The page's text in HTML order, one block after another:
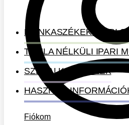
MUNKASZÉKEK-IPARI
TÁMLA NÉLKÜLI IPARI
SZÉKALKATRÉSZEK
HASZNOS
Fiókom